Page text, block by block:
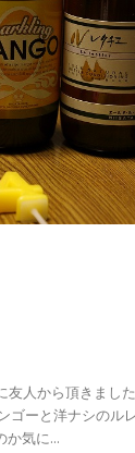
から頂きました 全部新
か気に...